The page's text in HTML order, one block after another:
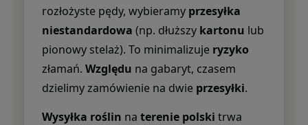
rozłożyste pędy, wybieramy przesyłka
niestandardowa (np. dłuższy kartonu lub
pionowy stelaż). To minimalizuje ryzyko
złamań. Względu na gabaryt, czasem
dzielimy zamówienie na dwie przesyłki.
Wysyłka roślin na terenie polski trwa